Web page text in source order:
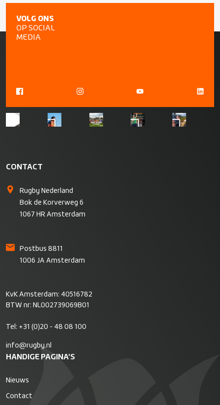
VOLG ONS
OP SOCIAL
MEDIA
CONTACT
Rugby Nederland
Bok de Korverweg 6
1067 HR Amsterdam
Postbus 8811
1006 JA Amsterdam
KvK Amsterdam: 40516782
BTW nr: NL002739069B01
Tel: +31 (0)20 - 48 08 100
info@rugby.nl
HANDIGE PAGINA'S
Nieuws
Contact